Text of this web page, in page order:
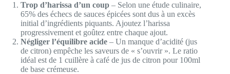
Trop d’harissa d’un coup – Selon une étude culinaire,
65% des échecs de sauces épicées sont dus à un excès
initial d’ingrédients piquants. Ajoutez l’harissa
progressivement et goûtez entre chaque ajout.
Négliger l’équilibre acide – Un manque d’acidité (jus
de citron) empêche les saveurs de « s’ouvrir ». Le ratio
idéal est de 1 cuillère à café de jus de citron pour 100ml
de base crémeuse.